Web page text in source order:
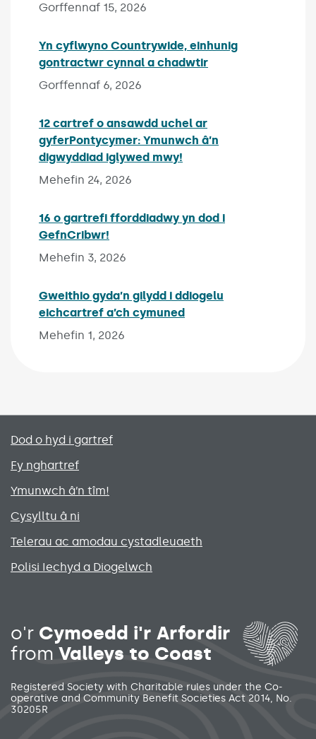
Gorffennaf 15, 2026
Yn cyflwyno Countrywide, einhunig
gontractwr cynnal a chadwtir
Gorffennaf 6, 2026
12 cartref o ansawdd uchel ar
gyferPontycymer: Ymunwch â’n
digwyddiad iglywed mwy!
Mehefin 24, 2026
16 o gartrefi fforddiadwy yn dod i
GefnCribwr!
Mehefin 3, 2026
Gweithio gyda’n gilydd i ddiogelu
eichcartref a’ch cymuned
Mehefin 1, 2026
Primary footer menu
Dod o hyd i gartref
Fy nghartref
Ymunwch â’n tîm!
Cysylltu â ni
Telerau ac amodau cystadleuaeth
Polisi Iechyd a Diogelwch
o'r Cymoedd i'r Arfordir
from Valleys to Coast
Registered Society with Charitable rules under the Co-
operative and Community Benefit Societies Act 2014, No.
30205R